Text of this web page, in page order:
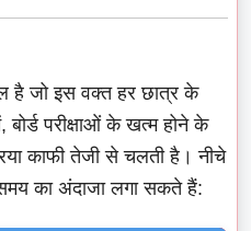
है जो इस वक्त हर छात्र के
परीक्षाओं के खत्म होने के
काफी तेजी से चलती है। नीचे
का अंदाजा लगा सकते हैं: